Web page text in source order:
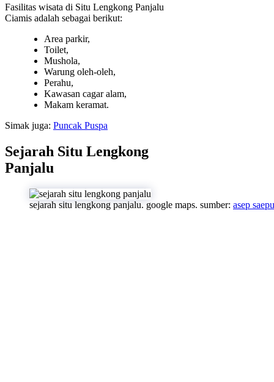
Fasilitas wisata di Situ Lengkong Panjalu
Ciamis adalah sebagai berikut:
Area parkir,
Toilet,
Mushola,
Warung oleh-oleh,
Perahu,
Kawasan cagar alam,
Makam keramat.
Simak juga: Puncak Puspa
Sejarah Situ Lengkong
Panjalu
sejarah situ lengkong panjalu. google maps. sumber: asep